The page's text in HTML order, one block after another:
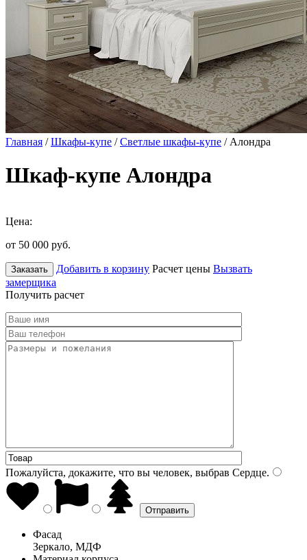
Главная /Шкафы-купе /Светлые шкафы-купе / Алондра
Шкаф-купе Алондра
Цена:
от 50 000 руб.
Заказать Добавить в корзину Расчет цены Вызвать
замерщика
Получить расчет
Пожалуйста, докажите, что вы человек, выбрав Сердце.
Фасад
Зеркало, МДФ